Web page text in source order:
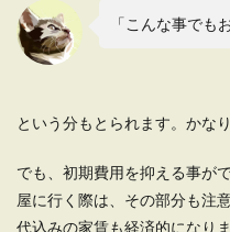
金が
した
況をど
「こんな事でも
という分もとられます。かな
でも、初期費用を抑える事が
屋に行く際は、その部分も注
代込みの家賃も経済的になり